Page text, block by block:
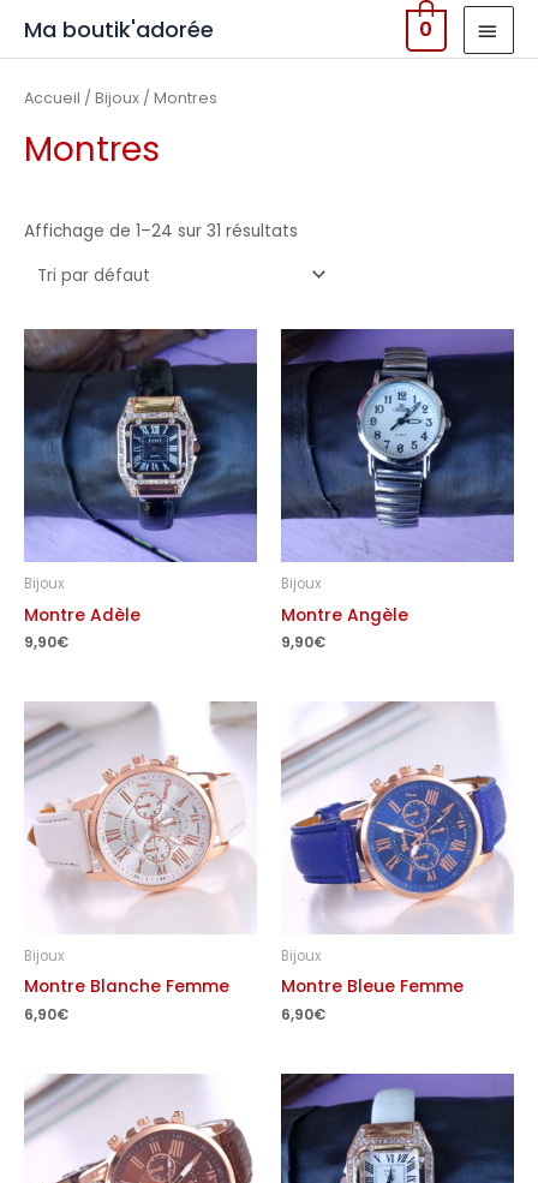
Ma boutik'adorée 0
Accueil / Bijoux / Montres
Montres
Affichage de 1–24 sur 31 résultats
Bijoux
Montre Adèle
9,90€
Bijoux
Montre Angèle
9,90€
Bijoux
Montre Blanche Femme
6,90€
Bijoux
Montre Bleue Femme
6,90€